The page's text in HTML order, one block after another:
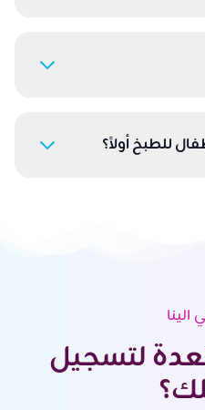
للطبخ أولاً؟
لتسجيل